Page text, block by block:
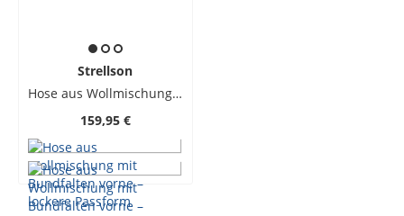
Strellson
Hose aus Wollmischung mit Bundfalten vorne – lockere Passform
159,95 €